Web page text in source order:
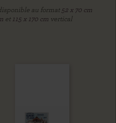
au format 52 x 70 cm
et 115 x 170 cm vertical